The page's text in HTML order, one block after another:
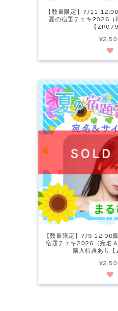
【数量限定】7/11
夏の宿題チェキ2026（
【
【数量限定】7/9 12:00
宿題チェキ2026（宛名
購入特典あり【